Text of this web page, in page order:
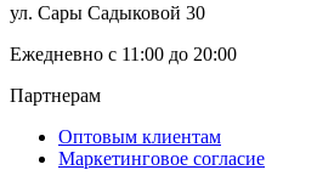
ул. Сары Садыковой 30
Ежедневно с 11:00 до 20:00
Партнерам
Оптовым клиентам
Маркетинговое согласие